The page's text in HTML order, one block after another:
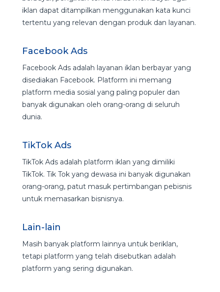
iklan dapat ditampilkan menggunakan kata kunci
tertentu yang relevan dengan produk dan layanan.
Facebook Ads
Facebook Ads adalah layanan iklan berbayar yang
disediakan Facebook. Platform ini memang
platform media sosial yang paling populer dan
banyak digunakan oleh orang-orang di seluruh
dunia.
TikTok Ads
TikTok Ads adalah platform iklan yang dimiliki
TikTok. Tik Tok yang dewasa ini banyak digunakan
orang-orang, patut masuk pertimbangan pebisnis
untuk memasarkan bisnisnya.
Lain-lain
Masih banyak platform lainnya untuk beriklan,
tetapi platform yang telah disebutkan adalah
platform yang sering digunakan.